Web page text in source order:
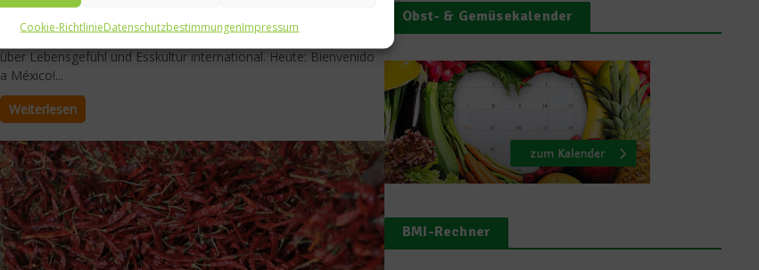
Cookie-RichtlinieDatenschutzbestimmungenImpressum
aber wollen über das Fußballfeld hinaus und in andere Töpfe
hineinschauen: Typische Gerichte und Rezepte, Wissenswertes
über Lebensgefühl und Esskultur international. Heute: Bienvenido
a México!...
Weiterlesen
Obst- & Gemüsekalender
BMI-Rechner